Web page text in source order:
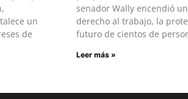
un
de
senador Wally encendió
derecho al trabajo, la
futuro de cientos de
Leer más »